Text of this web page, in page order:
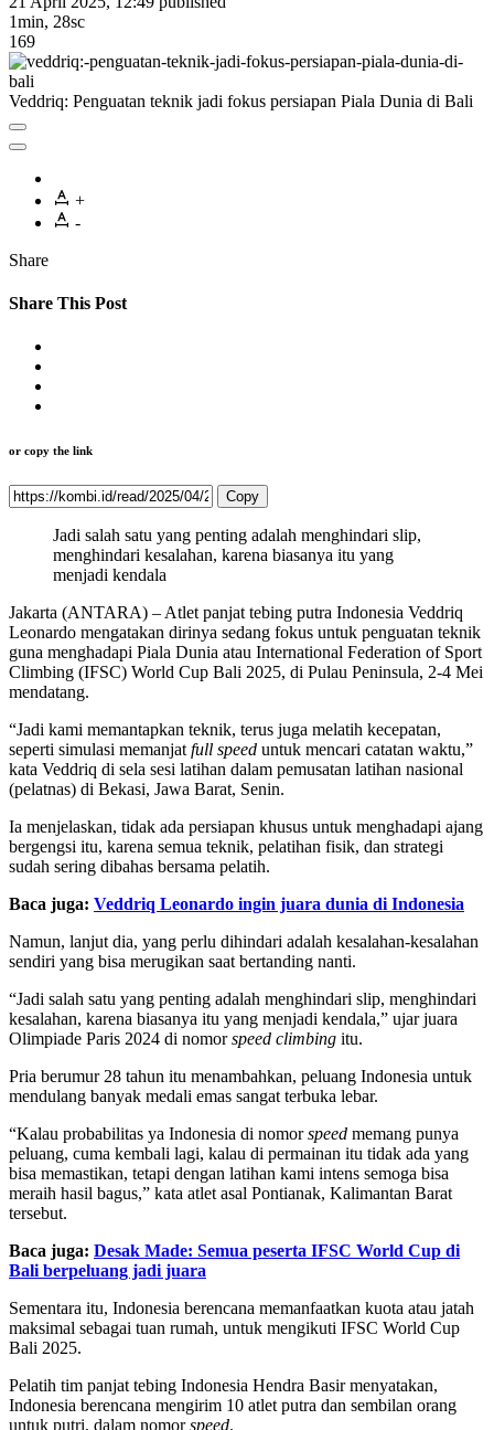
1min, 28sc
169
Veddriq: Penguatan teknik jadi fokus persiapan Piala Dunia di Bali
+
-
Share
Share This Post
or copy the link
Copy
Jadi salah satu yang penting adalah menghindari slip,
menghindari kesalahan, karena biasanya itu yang
menjadi kendala
Jakarta (ANTARA) – Atlet panjat tebing putra Indonesia Veddriq
Leonardo mengatakan dirinya sedang fokus untuk penguatan teknik
guna menghadapi Piala Dunia atau International Federation of Sport
Climbing (IFSC) World Cup Bali 2025, di Pulau Peninsula, 2-4 Mei
mendatang.
“Jadi kami memantapkan teknik, terus juga melatih kecepatan,
seperti simulasi memanjat full speed untuk mencari catatan waktu,”
kata Veddriq di sela sesi latihan dalam pemusatan latihan nasional
(pelatnas) di Bekasi, Jawa Barat, Senin.
Ia menjelaskan, tidak ada persiapan khusus untuk menghadapi ajang
bergengsi itu, karena semua teknik, pelatihan fisik, dan strategi
sudah sering dibahas bersama pelatih.
Baca juga: Veddriq Leonardo ingin juara dunia di Indonesia
Namun, lanjut dia, yang perlu dihindari adalah kesalahan-kesalahan
sendiri yang bisa merugikan saat bertanding nanti.
“Jadi salah satu yang penting adalah menghindari slip, menghindari
kesalahan, karena biasanya itu yang menjadi kendala,” ujar juara
Olimpiade Paris 2024 di nomorspeed climbing itu.
Pria berumur 28 tahun itu menambahkan, peluang Indonesia untuk
mendulang banyak medali emas sangat terbuka lebar.
“Kalau probabilitas ya Indonesia di nomorspeed memang punya
peluang, cuma kembali lagi, kalau di permainan itu tidak ada yang
bisa memastikan, tetapi dengan latihan kami intens semoga bisa
meraih hasil bagus,” kata atlet asal Pontianak, Kalimantan Barat
tersebut.
Baca juga: Desak Made: Semua peserta IFSC World Cup di
Bali berpeluang jadi juara
Sementara itu, Indonesia berencana memanfaatkan kuota atau jatah
maksimal sebagai tuan rumah, untuk mengikuti IFSC World Cup
Bali 2025.
Pelatih tim panjat tebing Indonesia Hendra Basir menyatakan,
Indonesia berencana mengirim 10 atlet putra dan sembilan orang
untuk putri, dalam nomorspeed.